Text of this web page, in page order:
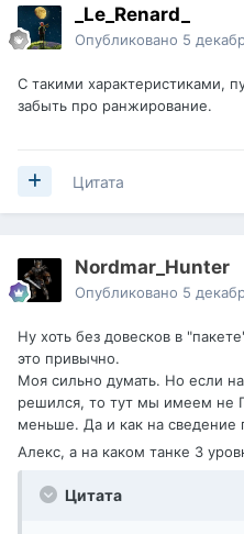
_Le_Renard_
Опубликовано 5
С такими характеристиками,
забыть про ранжирование.
Цитата
Nordmar_Hunter
Опубликовано 5
Ну хоть без довесков в
это привычно.
Моя сильно думать. Но если
решился, то тут мы имеем не
меньше. Да и как на
Алекс, а на каком танке 3
Цитата